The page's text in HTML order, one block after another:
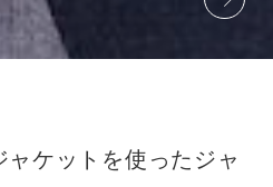
ケットを使ったジャ